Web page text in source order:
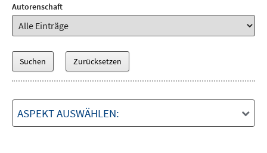
Autorenschaft
ASPEKT AUSWÄHLEN: